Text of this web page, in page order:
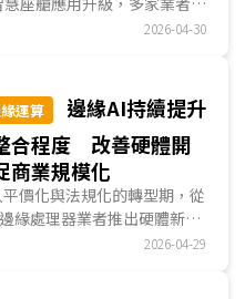
環境感知能力；系統供應商
座艙與氫能巴士供應鏈，推
灣車電產業正朝高整合與自
2026-04-30
運算
邊緣AI持續提升
合程度 改善硬體開
商業規模化
價化與法規化的轉型期，從
緣處理器業者推出硬體新
緣處理器業者多透過提高硬
2026-04-29